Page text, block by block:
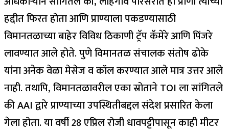
हद्दीत फिरत होता आणि प्राण्याला पकडण्यासाठी
विमानतळाच्या बाहेर विविध ठिकाणी ट्रॅप कॅमेरे आणि पिंजरे
लावण्यात आले होते.पुणे विमानतळ संचालक संतोष ढोके
यांना अनेक वेळा मेसेज व कॉल करण्यात आले मात्र उत्तर आले
नाही. तथापि, विमानतळावरील एका स्रोताने TOI ला सांगितले
की AAI द्वारे प्राण्याच्या उपस्थितीबद्दल संदेश प्रसारित केला
गेला होता.या वर्षी 28 एप्रिल रोजी धावपट्टीपासून काही मीटर